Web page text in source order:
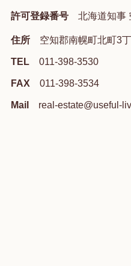
許可登録番号 北海道知事
住所空知郡南幌町北町3
TEL011-398-3530
FAX 011-398-3534
Mail real-estate@useful-